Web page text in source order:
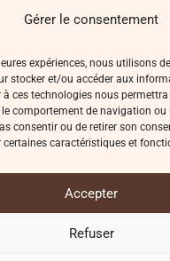
Gérer le consentement
expériences, nous utilisons
stocker et/ou accéder aux
à ces technologies nous
comportement de navigation ou
consentir ou de retirer son
caractéristiques et
Accepter
Refuser
ton taux vibratoire et
du moindre accessoire!
CALCULER
SON
TAUX
VIBRATOIRE
SANS
COMMENT
L'UNIVERS DE